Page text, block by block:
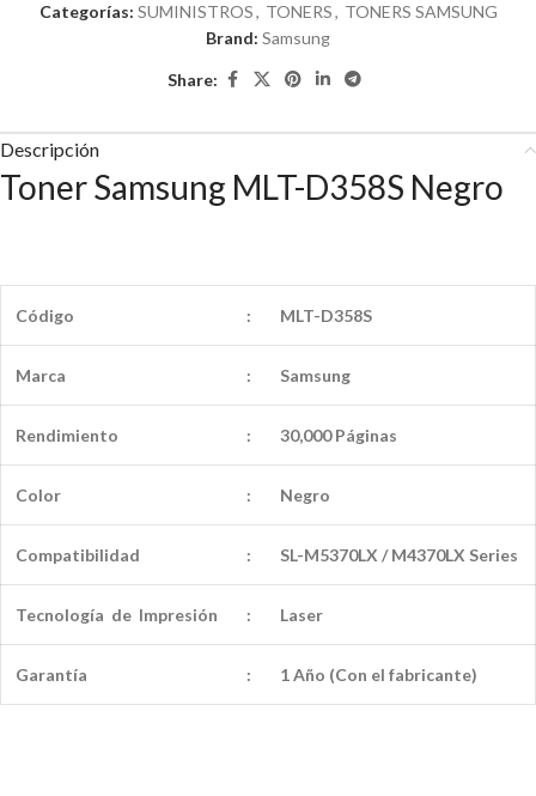
Categorías: SUMINISTROS, TONERS, TONERS SAMSUNG
Brand: Samsung
Share:
Descripción
Toner Samsung MLT-D358S Negro
Código : MLT-D358S
Marca : Samsung
Rendimiento : 30,000 Páginas
Color : Negro
Compatibilidad : SL-M5370LX / M4370LX Series
Tecnología de Impresión : Laser
Garantía : 1 Año (Con el fabricante)